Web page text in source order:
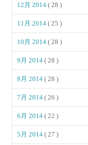
12月 2014( 28 )
11月 2014( 25 )
10月 2014( 28 )
9月 2014( 28 )
8月 2014( 28 )
7月 2014( 26 )
6月 2014( 22 )
5月 2014( 27 )